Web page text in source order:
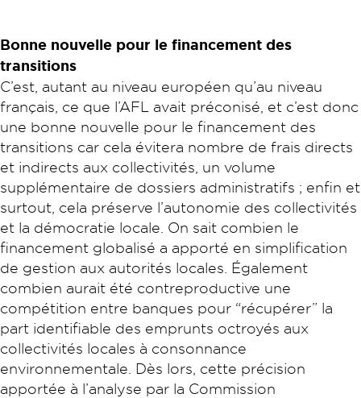
Bonne nouvelle pour le financement des
transitions
C’est, autant au niveau européen qu’au niveau
français, ce que l’AFL avait préconisé, et c’est donc
une bonne nouvelle pour le financement des
transitions car cela évitera nombre de frais directs
et indirects aux collectivités, un volume
supplémentaire de dossiers administratifs ; enfin et
surtout, cela préserve l’autonomie des collectivités
et la démocratie locale. On sait combien le
financement globalisé a apporté en simplification
de gestion aux autorités locales. Également
combien aurait été contreproductive une
compétition entre banques pour “récupérer” la
part identifiable des emprunts octroyés aux
collectivités locales à consonnance
environnementale. Dès lors, cette précision
apportée à l’analyse par la Commission